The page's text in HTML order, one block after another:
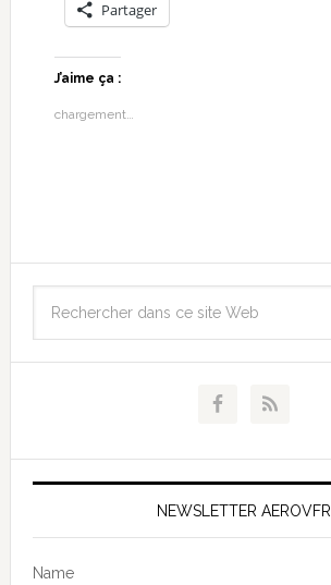
Partager
J’aime ça :
chargement…
NEWSLETTER AEROVFR
Name